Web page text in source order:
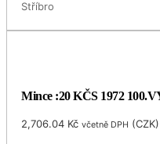
Stříbro
Mince :20 KČS 1972
2,706.04 Kč včetně DPH (CZK)